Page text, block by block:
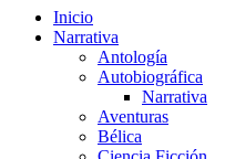
Inicio
Narrativa
Antología
Autobiográfica
Narrativa
Aventuras
Bélica